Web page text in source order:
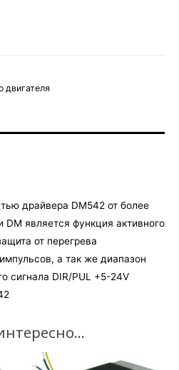
двигателя
драйвера DM542 от более
является функция активного
от перегрева
а так же диапазон
сигнала DIR/PUL +5-24V